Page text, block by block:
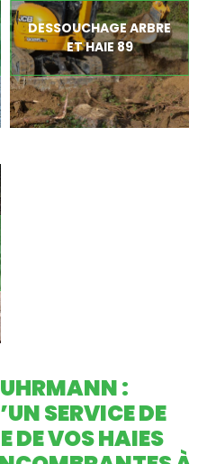
DESSOUCHAGE ARBRE
ET HAIE 89
:
SERVICE DE
DE VOS HAIES